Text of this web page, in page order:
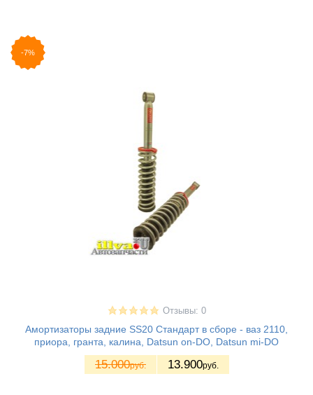
-7%
Отзывы: 0
Амортизаторы задние SS20 Стандарт в сборе - ваз 2110,
приора, гранта, калина, Datsun on-DO, Datsun mi-DO
15.000руб. 13.900руб.